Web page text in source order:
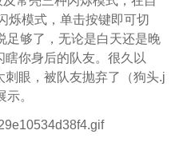
烁模式，单击按键即可切
足够了，无论是白天还是晚
瞎你身后的队友。很久以
眼，被队友抛弃了（狗头.j
。